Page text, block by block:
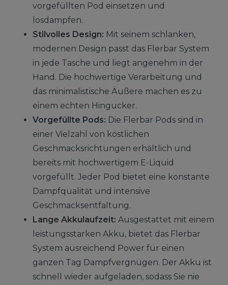
vorgefüllten Pod einsetzen und
losdampfen.
Stilvolles Design: Mit seinem schlanken,
modernen Design passt das Flerbar System
in jede Tasche und liegt angenehm in der
Hand. Die hochwertige Verarbeitung und
das minimalistische Äußere machen es zu
einem echten Hingucker.
Vorgefüllte Pods: Die Flerbar Pods sind in
einer Vielzahl von köstlichen
Geschmacksrichtungen erhältlich und
bereits mit hochwertigem E-Liquid
vorgefüllt. Jeder Pod bietet eine konstante
Dampfqualität und intensive
Geschmacksentfaltung.
Lange Akkulaufzeit: Ausgestattet mit einem
leistungsstarken Akku, bietet das Flerbar
System ausreichend Power für einen
ganzen Tag Dampfvergnügen. Der Akku ist
schnell wieder aufgeladen, sodass Sie nie